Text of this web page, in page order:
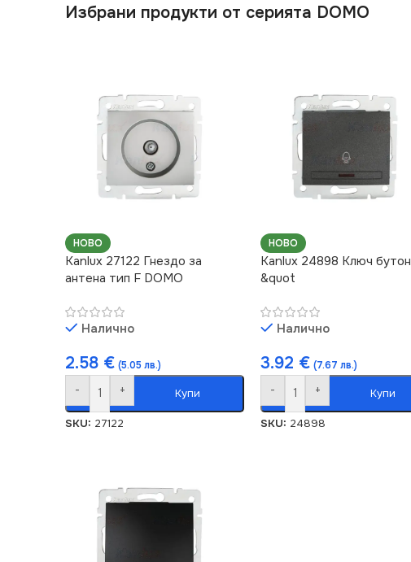
Избрани продукти от серията DOMO
НОВО
Kanlux 27122 Гнездо за
антена тип F DOMO
Налично
2.58 € (5.05 лв.)
- + Купи
SKU: 27122
НОВО
Kanlux 24898 Ключ бутон
&quot
Налично
3.92 € (7.67 лв.)
- + Купи
SKU: 24898